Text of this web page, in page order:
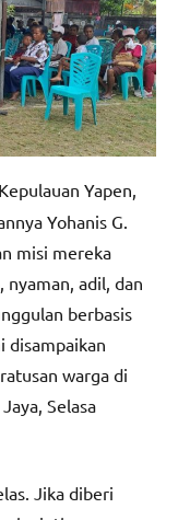
Yapen,
Yohanis G.
misi mereka
nyaman, adil, dan
berbasis
disampaikan
warga di
Selasa
Jika diberi